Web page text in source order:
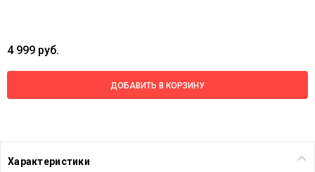
4 999 руб.
ДОБАВИТЬ В КОРЗИНУ
Характеристики